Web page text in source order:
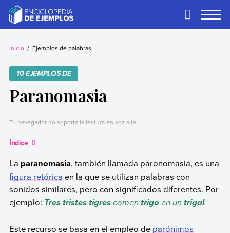
contentEjemplos
Necesitas ejemplos.
Primary
Inicio Ejemplos de palabras
10 EJEMPLOS DE
Paranomasia
Tu navegador no soporta la lectura en voz alta.
Índice
La paranomasia, también llamada paronomasia, es una
figura retóricaen la que se utilizan palabras con
sonidos similares, pero con significados diferentes. Por
ejemplo: Tres tristes tigrescomen trigo en un trigal.
Este recurso se basa en el empleo deparónimos